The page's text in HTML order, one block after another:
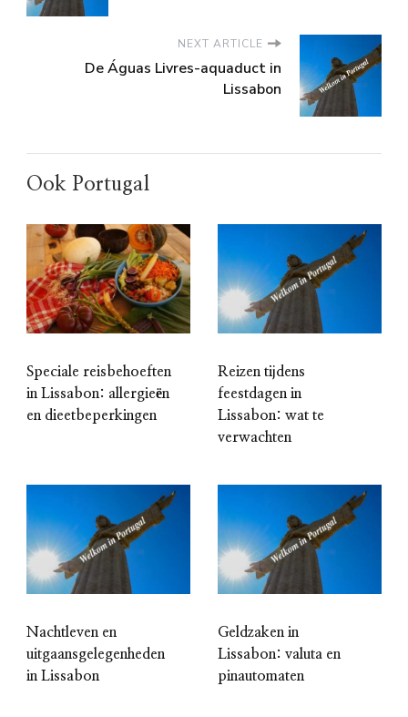
NEXT ARTICLE
De Águas Livres-aquaduct in
Lissabon
Ook Portugal
Speciale reisbehoeften
in Lissabon: allergieën
en dieetbeperkingen
Reizen tijdens
feestdagen in
Lissabon: wat te
verwachten
Nachtleven en
uitgaansgelegenheden
in Lissabon
Geldzaken in
Lissabon: valuta en
pinautomaten